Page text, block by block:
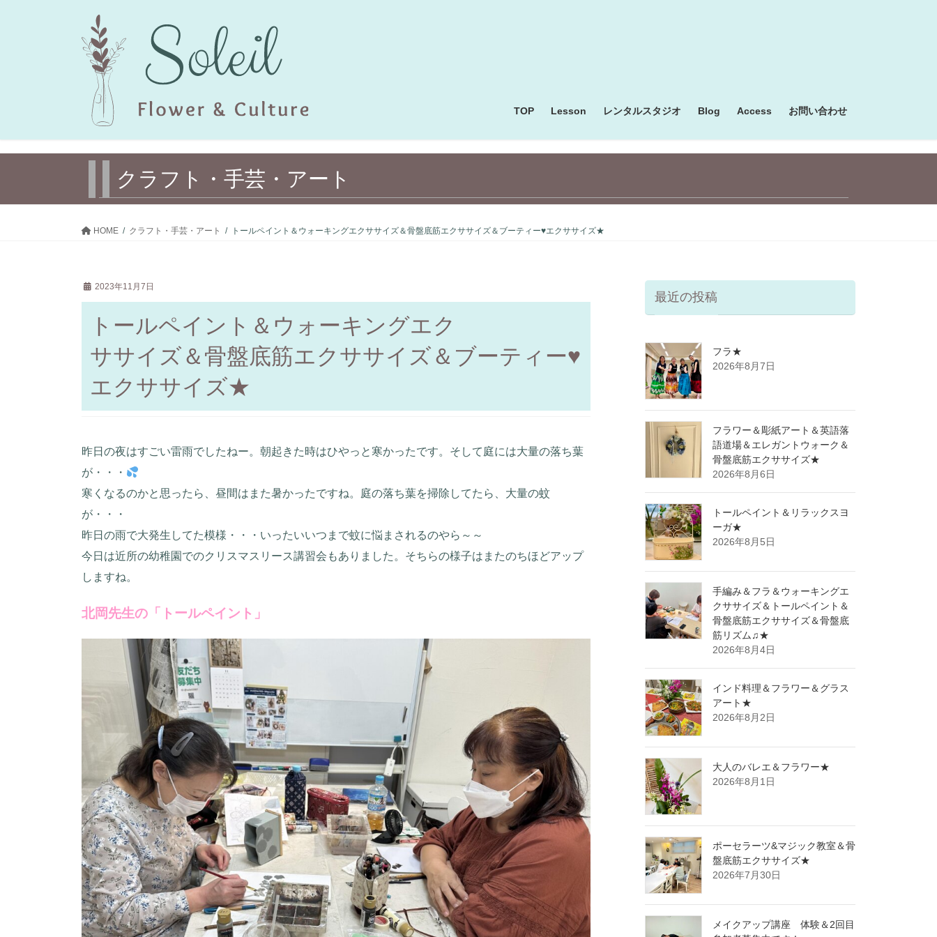
ッ
移
TOP Lesson レンタルスタジオ Blog Access お問い合わせ
クラフト・ 手芸・アート
HOME クラフト・ 手芸・アート トールペイント＆ウォーキングエクササイズ＆骨盤底筋エクササイズ＆ブーティー♥エクササイズ★
2023年11月7日
トールペイント＆ウォーキングエク
ササイズ＆骨盤底筋エクササイズ＆ブーティー♥
エクササイズ★
昨日の夜はすごい雷雨でしたねー。朝起きた時はひやっと寒かったです。そして庭には大量の落ち葉
が・・・
寒くなるのかと思ったら、昼間はまた暑かったですね。庭の落ち葉を掃除してたら、大量の蚊
が・・・
昨日の雨で大発生してた模様・・・いったいいつまで蚊に悩まされるのやら～～
今日は近所の幼稚園でのクリスマスリース講習会もありました。そちらの様子はまたのちほどアップ
しますね。
北岡先生の「トールペイント」
最近の投稿
フラ★
2026年8月7日
フラワー＆彫紙アート＆英語落
語道場＆エレガントウォーク＆
骨盤底筋エクササイズ★
2026年8月6日
トールペイント＆リラックスヨ
ーガ★
2026年8月5日
手編み＆フラ＆ウォーキングエ
クササイズ＆トールペイント＆
骨盤底筋エクササイズ＆骨盤底
筋リズム♫★
2026年8月4日
インド料理＆フラワー＆グラス
アート★
2026年8月2日
大人のバレエ＆フラワー★
2026年8月1日
ポーセラーツ&マジック教室＆骨
盤底筋エクササイズ★
2026年7月30日
メイクアップ講座 体験＆2回目